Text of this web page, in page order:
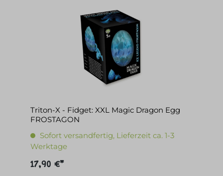
Triton-X - Fidget: XXL Magic Dragon Egg
FROSTAGON
Sofort versandfertig, Lieferzeit ca. 1-3
Werktage
17,90 €*